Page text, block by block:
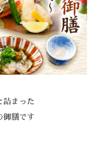
詰まった
御膳です